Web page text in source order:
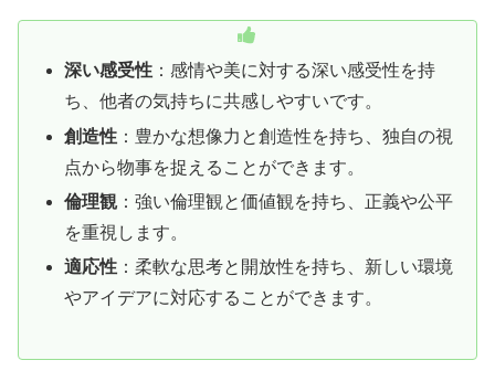
深い感受性 ：感情や美に対する深い感受性を持
ち、他者の気持ちに共感しやすいです。
創造性 ：豊かな想像力と創造性を持ち、独自の視
点から物事を捉えることができます。
倫理観：強い倫理観と価値観を持ち、正義や公平
を重視します。
適応性 ：柔軟な思考と開放性を持ち、新しい環境
やアイデアに対応することができます。